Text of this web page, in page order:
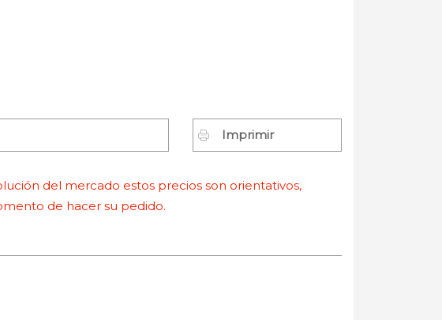
Imprimir
del mercado estos precios son orientativos,
de hacer su pedido.